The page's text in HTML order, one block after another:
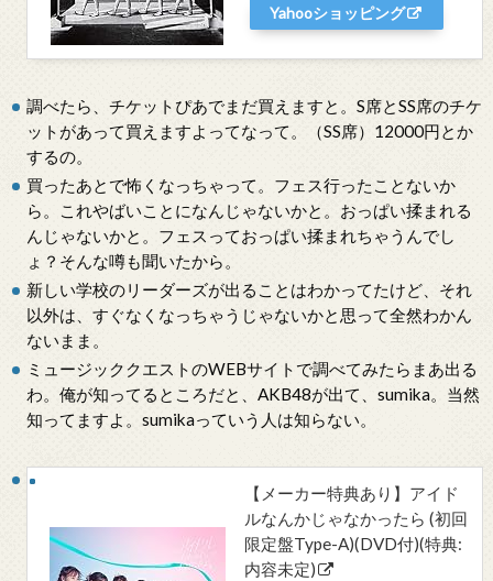
Yahooショッピング
調べたら、チケットぴあでまだ買えますと。S席とSS席のチケ
ットがあって買えますよってなって。（SS席）12000円とか
するの。
買ったあとで怖くなっちゃって。フェス行ったことないか
ら。これやばいことになんじゃないかと。おっぱい揉まれる
んじゃないかと。フェスっておっぱい揉まれちゃうんでし
ょ？そんな噂も聞いたから。
新しい学校のリーダーズが出ることはわかってたけど、それ
以外は、すぐなくなっちゃうじゃないかと思って全然わかん
ないまま。
ミュージッククエストのWEBサイトで調べてみたらまあ出る
わ。俺が知ってるところだと、AKB48が出て、sumika。当然
知ってますよ。sumikaっていう人は知らない。
【メーカー特典あり】アイド
ルなんかじゃなかったら (初回
限定盤Type-A)(DVD付)(特典:
内容未定)